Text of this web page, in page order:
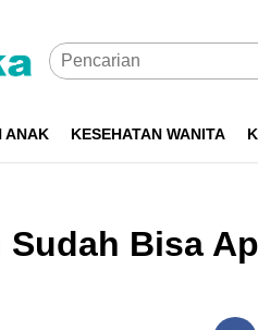
ANAK KESEHATAN WANITA
Bisa